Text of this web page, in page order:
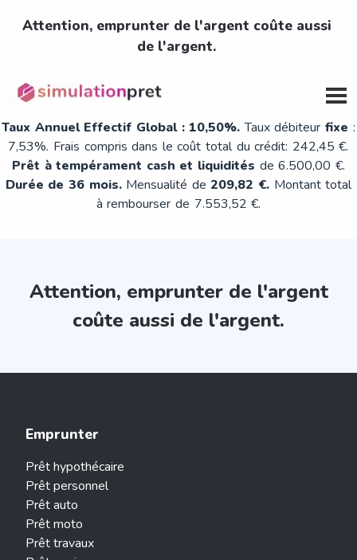
Attention, emprunter de l'argent coûte aussi
de l'argent.
€ au taux maximum
Taux Annuel Effectif Global : 10,50%. Taux débiteurfixe :
7,53%. Frais compris dans le coût total du crédit: 242,45 €.
Prêt à tempérament cash et liquidités de 6.500,00 €.
Durée de 36 mois. Mensualité de209,82 €. Montant total
à rembourser de 7.553,52 €.
Attention, emprunter de l'argent
coûte aussi de l'argent.
Emprunter
Prêt hypothécaire
Prêt personnel
Prêt auto
Prêt moto
Prêt travaux